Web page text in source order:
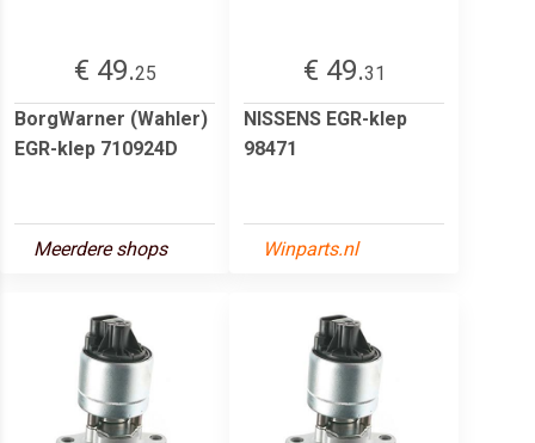
€ 49.25
BorgWarner (Wahler)
EGR-klep 710924D
Meerdere shops
€ 49.31
NISSENS EGR-klep
98471
Winparts.nl